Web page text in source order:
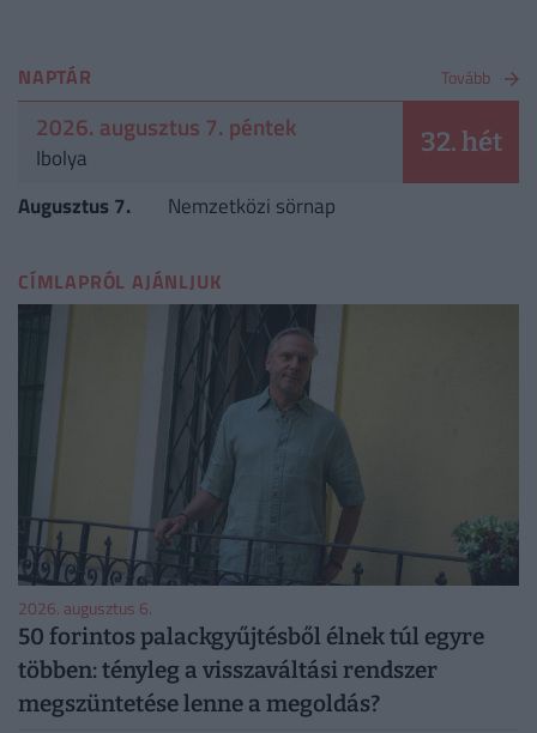
NAPTÁR Tovább
2026. augusztus 7. péntek
Ibolya 32. hét
Augusztus 7. Nemzetközi sörnap
CÍMLAPRÓL AJÁNLJUK
2026. augusztus 6.
50 forintos palackgyűjtésből élnek túl egyre
többen: tényleg a visszaváltási rendszer
megszüntetése lenne a megoldás?